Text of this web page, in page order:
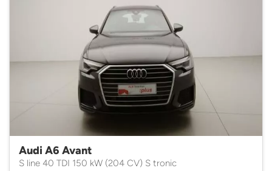
Audi A6 Avant
S line 40 TDI 150 kW (204 CV) S tronic